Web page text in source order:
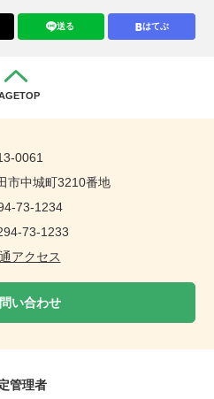
送る はてぶ
0061
市中城町3210番地
73-1234
73-1233
アクセス
い合わせ
管理者